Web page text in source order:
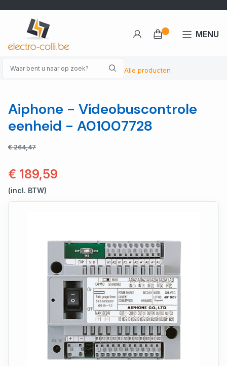
Alle producten
MENU
Aiphone - Videobuscontrole
eenheid - A01007728
€ 264,47
€ 189,59
(incl. BTW)